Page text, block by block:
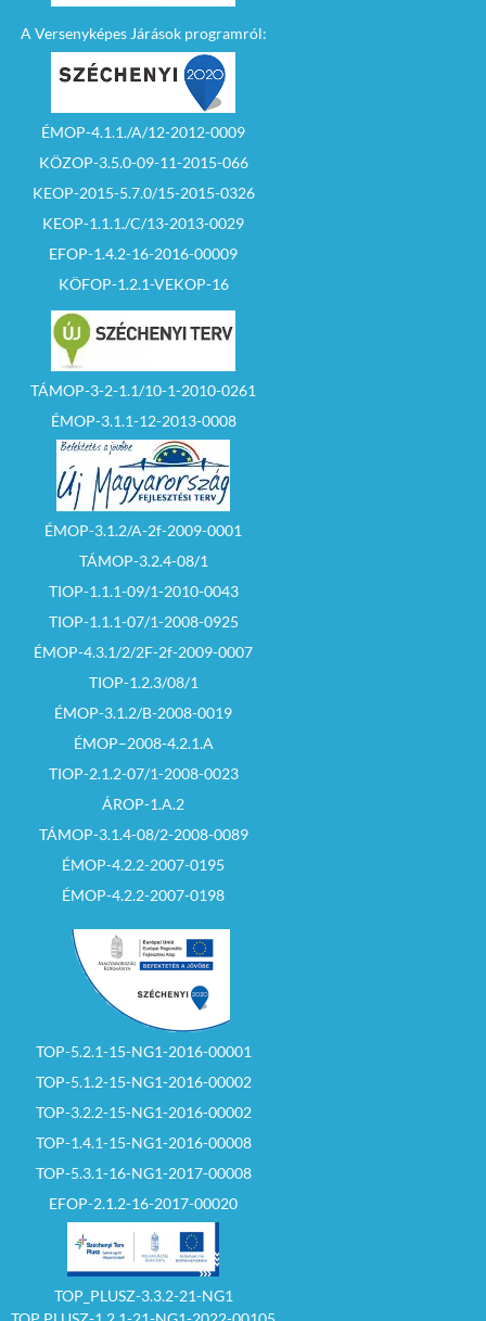
A Versenyképes Járások programról:
ÉMOP-4.1.1./A/12-2012-0009
KÖZOP-3.5.0-09-11-2015-066
KEOP-2015-5.7.0/15-2015-0326
KEOP-1.1.1./C/13-2013-0029
EFOP-1.4.2-16-2016-00009
KÖFOP-1.2.1-VEKOP-16
TÁMOP-3-2-1.1/10-1-2010-0261
ÉMOP-3.1.1-12-2013-0008
ÉMOP-3.1.2/A-2f-2009-0001
TÁMOP-3.2.4-08/1
TIOP-1.1.1-09/1-2010-0043
TIOP-1.1.1-07/1-2008-0925
ÉMOP-4.3.1/2/2F-2f-2009-0007
TIOP-1.2.3/08/1
ÉMOP-3.1.2/B-2008-0019
ÉMOP–2008-4.2.1.A
TIOP-2.1.2-07/1-2008-0023
ÁROP-1.A.2
TÁMOP-3.1.4-08/2-2008-0089
ÉMOP-4.2.2-2007-0195
ÉMOP-4.2.2-2007-0198
TOP-5.2.1-15-NG1-2016-00001
TOP-5.1.2-15-NG1-2016-00002
TOP-3.2.2-15-NG1-2016-00002
TOP-1.4.1-15-NG1-2016-00008
TOP-5.3.1-16-NG1-2017-00008
EFOP-2.1.2-16-2017-00020
TOP_PLUSZ-3.3.2-21-NG1